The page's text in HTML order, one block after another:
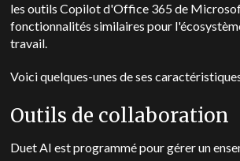
les outils Copilot d'Office 365 de
fonctionnalités similaires pour
travail.
Voici quelques-unes de ses
Outils de collaboration
Duet AI est programmé pour gérer un